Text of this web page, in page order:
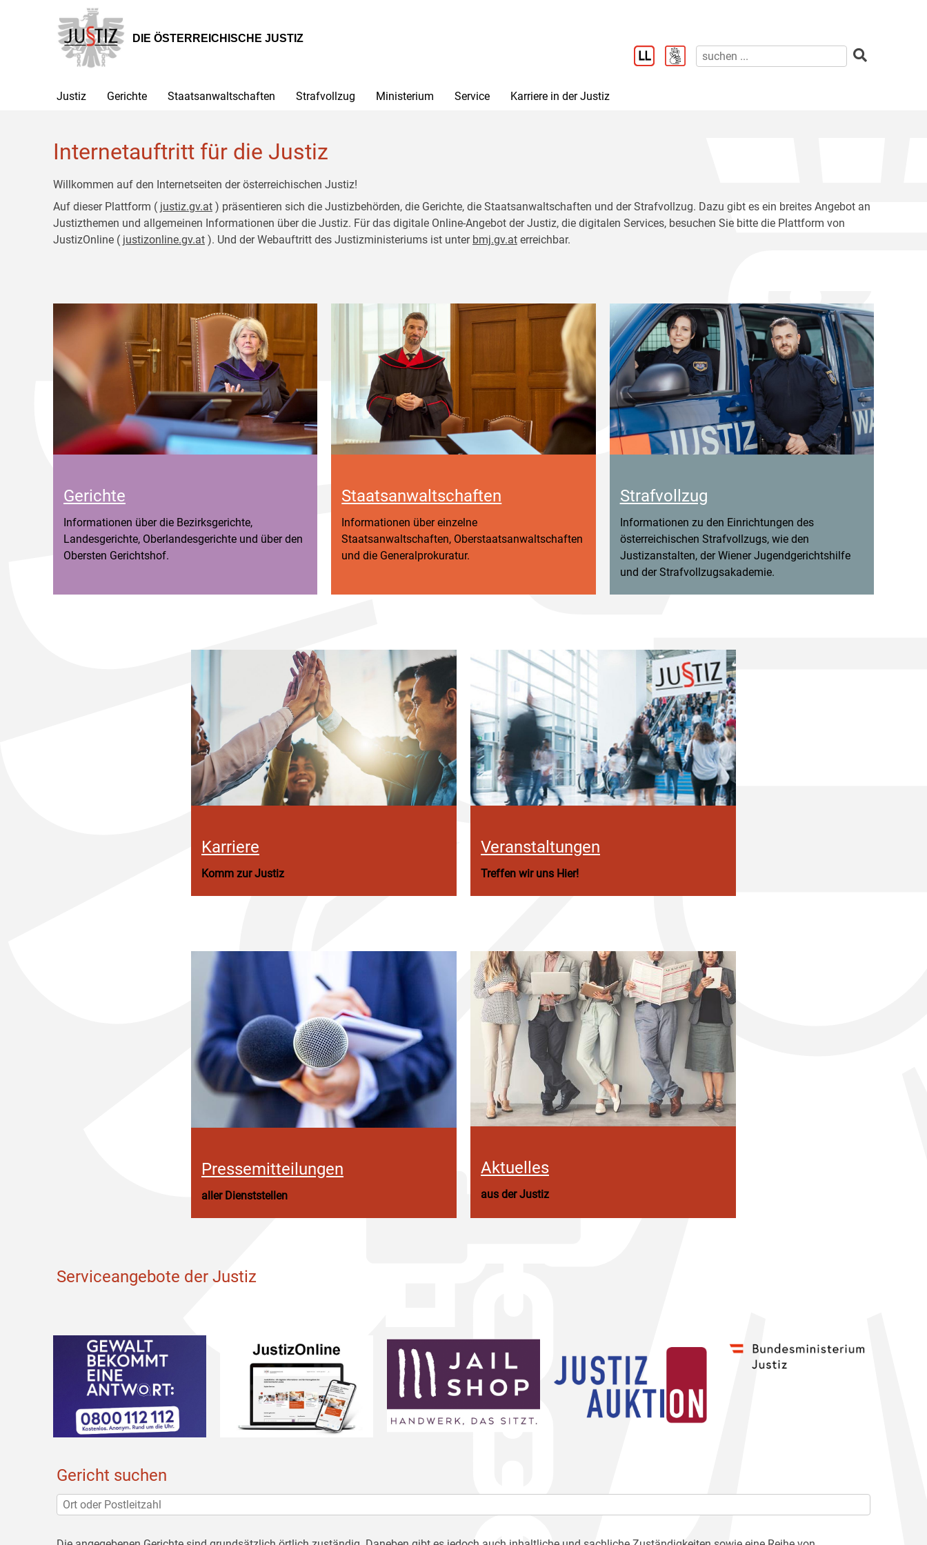
Hauptnavigation
[1]
Inhalt
[2]
DIE ÖSTERREICHISCHE JUSTIZ
Justiz Gerichte Staatsanwaltschaften Strafvollzug Ministerium Service Karriere in der Justiz
Internetauftritt für die Justiz
Willkommen auf den Internetseiten der österreichischen Justiz!
Auf dieser Plattform ( justiz.gv.at ) präsentieren sich die Justizbehörden, die Gerichte, die Staatsanwaltschaften und der Strafvollzug. Dazu gibt es ein breites Angebot an
Justizthemen und allgemeinen Informationen über die Justiz. Für das digitale Online-Angebot der Justiz, die digitalen Services, besuchen Sie bitte die Plattform von
JustizOnline ( justizonline.gv.at ). Und der Webauftritt des Justizministeriums ist unter bmj.gv.at erreichbar.
Gerichte
Informationen über die Bezirksgerichte,
Landesgerichte, Oberlandesgerichte und über den
Obersten Gerichtshof.
Staatsanwaltschaften
Informationen über einzelne
Staatsanwaltschaften, Oberstaatsanwaltschaften
und die Generalprokuratur.
Strafvollzug
Informationen zu den Einrichtungen des
österreichischen Strafvollzugs, wie den
Justizanstalten, der Wiener Jugendgerichtshilfe
und der Strafvollzugsakademie.
Karriere
Komm zur Justiz
Veranstaltungen
Treffen wir uns Hier!
Pressemitteilungen
aller Dienststellen
Aktuelles
aus der Justiz
Serviceangebote der Justiz
Gericht suchen